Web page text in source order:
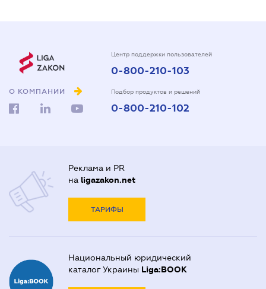
О КОМПАНИИ
Центр поддержки пользователей
0-800-210-103
Подбор продуктов и решений
0-800-210-102
Реклама и PR
на ligazakon.net
ТАРИФЫ
Национальный юридический
каталог Украины Liga:BOOK